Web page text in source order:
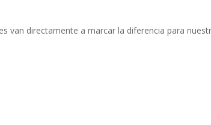
van directamente a marcar la diferencia para